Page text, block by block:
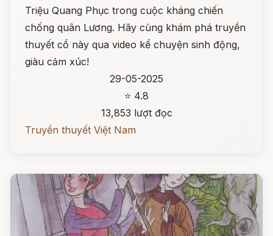
Triệu Quang Phục trong cuộc kháng chiến
chống quân Lương. Hãy cùng khám phá truyền
thuyết cổ này qua video kể chuyện sinh động,
giàu cảm xúc!
29-05-2025
⭐ 4.8
13,853 lượt đọc
Truyền thuyết Việt Nam